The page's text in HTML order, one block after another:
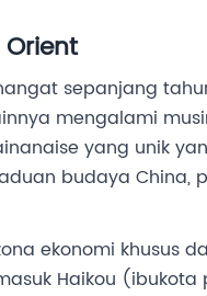
sepanjang
mengalami
yang unik
budaya China,
ekonomi khusus
Haikou